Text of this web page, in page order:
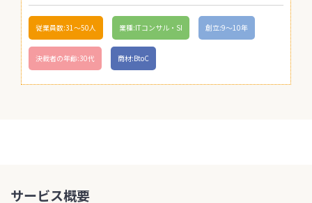
従業員数:31〜50人 業種:ITコンサル・SI 創立:9〜10年
決裁者の年齢:30代 商材:BtoC
サービス概要